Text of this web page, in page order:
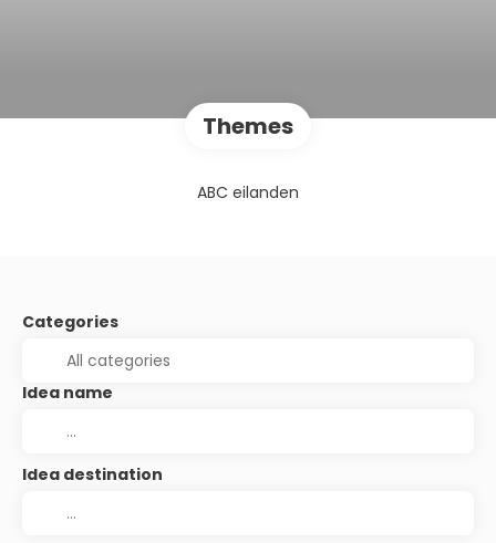
Themes
ABC eilanden
Categories
Idea name
Idea destination